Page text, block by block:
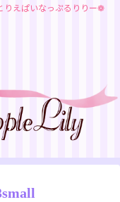
りえぱいなっぷるりりー❁